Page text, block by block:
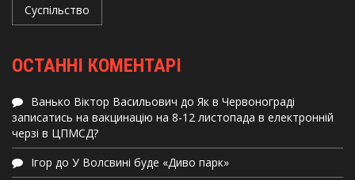
Суспільство
ОСТАННІ КОМЕНТАРІ
Ванько Віктор Васильович до Як в Червонограді
записатись на вакцинацію на 8-12 листопада в електронній
черзі в ЦПМСД?
Ігор до У Волсвині буде «Диво парк»